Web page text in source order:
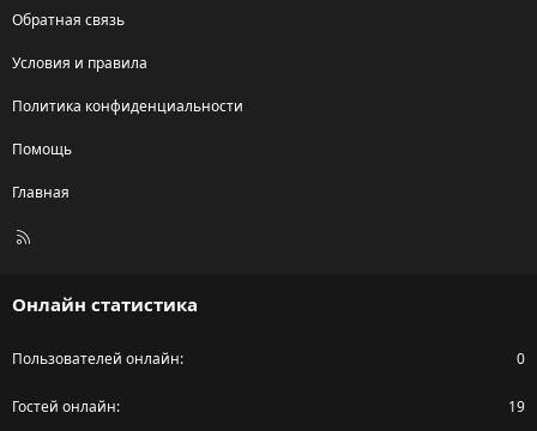
Обратная связь
Условия и правила
Политика конфиденциальности
Помощь
Главная
R
Онлайн статистика
Пользователей онлайн 0
Гостей онлайн 19